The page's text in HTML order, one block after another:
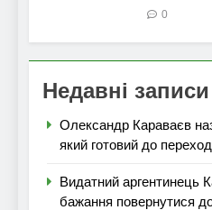
0
Недавні записи
Олександр Караваєв
який готовий до
Видатний аргентинець
бажання повернутися